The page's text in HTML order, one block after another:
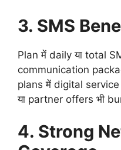
3. SMS
Plan में daily या total
communication
plans में digital
या partner offers भी
4. Strong